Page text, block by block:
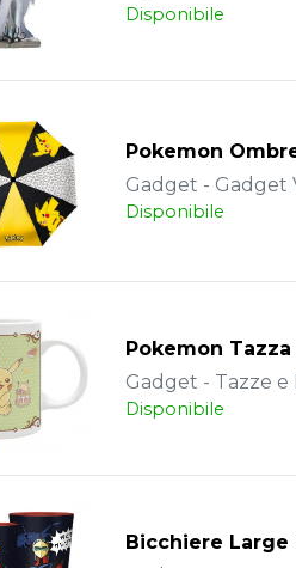
Disponibile
Pokemon
Gadget - Gadget
Disponibile
Pokemon
Gadget - Tazze e
Disponibile
Bicchiere Large